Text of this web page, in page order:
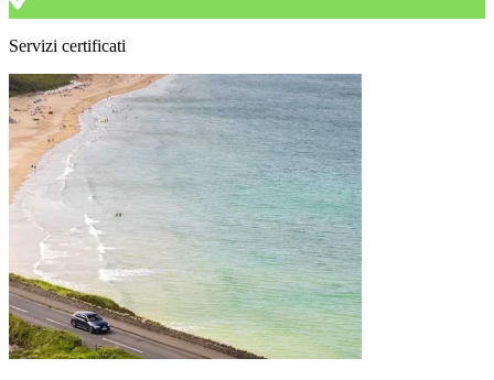
Servizi certificati